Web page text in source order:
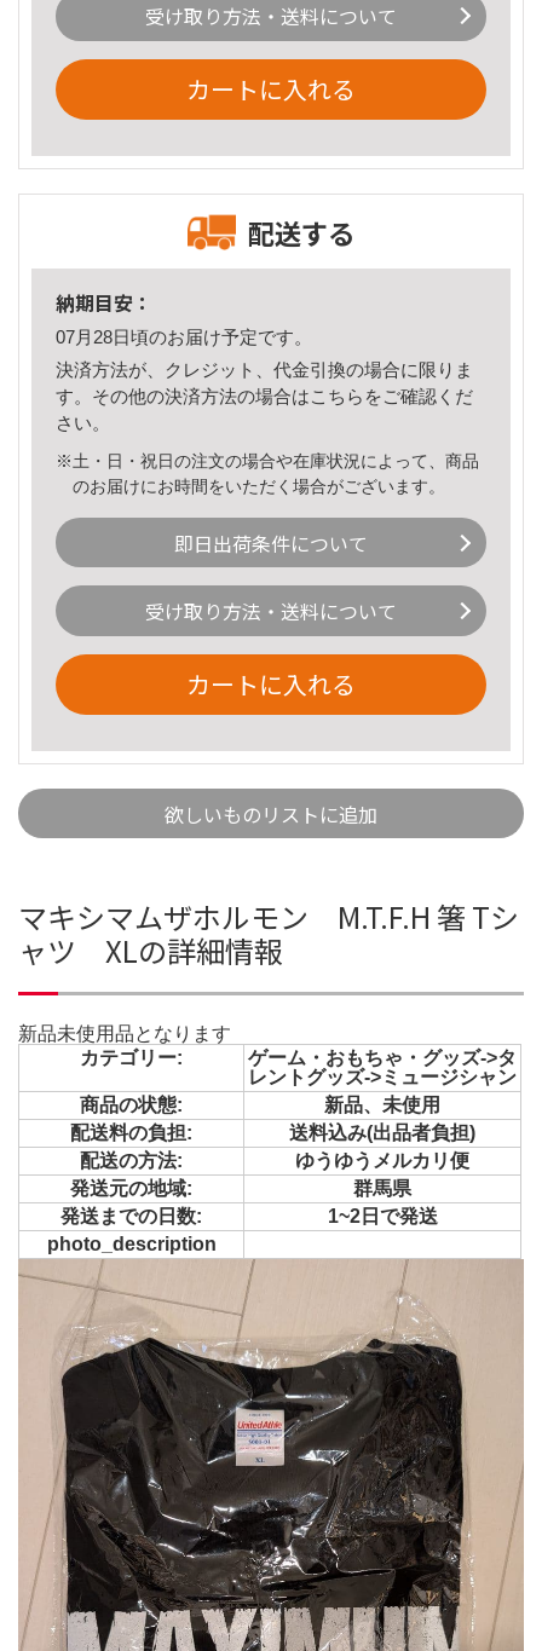
受け取り方法・送料について
カートに入れる
配送する
納期目安：
07月28日頃のお届け予定です。
決済方法が、クレジット、代金引換の場合に限りま
す。その他の決済方法の場合はこちら をご確認くだ
さい。
※土・日・祝日の注文の場合や在庫状況によって、商品
のお届けにお時間をいただく場合がございます。
即日出荷条件について
受け取り方法・送料について
カートに入れる
欲しいものリストに追加
マキシマムザホルモン M.T.F.H 箸 Tシ
ャツ XLの詳細情報
新品未使用品となります
カテゴリー:
ゲーム・おもちゃ・グッズ->タ
レントグッズ->ミュージシャン
商品の状態:
新品、未使用
配送料の負担:
送料込み(出品者負担)
配送の方法:
ゆうゆうメルカリ便
発送元の地域:
群馬県
発送までの日数:
1~2日で発送
photo_description